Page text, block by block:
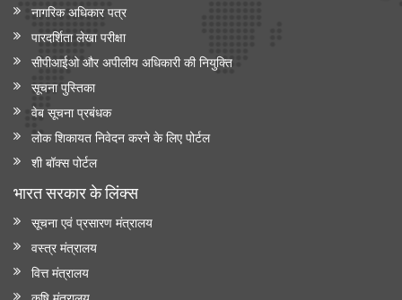
नागरिक अधिकार पत्र
पारदर्शिता लेखा परीक्षा
सीपीआईओ और अपी‍लीय अधिकारी की नियुक्ति
सूचना पुस्तिका
वेब सूचना प्रबंधक
लोक शिकायत निवेदन करने के लिए पोर्टल
शी बॉक्स पोर्टल
भारत सरकार के लिंक्‍स
सूचना एवं प्रसारण मंत्रालय
वस्त्र मंत्रालय
वित्त मंत्रालय